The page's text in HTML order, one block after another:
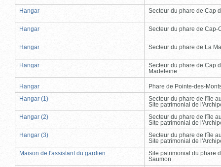
Hangar Secteur du phare de Cap
Hangar Secteur du phare de Cap-
Hangar Secteur du phare de La
Hangar
Secteur du phare de Cap
Madeleine
Hangar
Phare de Pointe-des-
Hangar (1)
Secteur du phare de l'île
Site patrimonial de
Hangar (2)
Secteur du phare de l'île
Site patrimonial de
Hangar (3)
Secteur du phare de l'île
Site patrimonial de
Maison de l'assistant du gardien
Site patrimonial du phare
Saumon